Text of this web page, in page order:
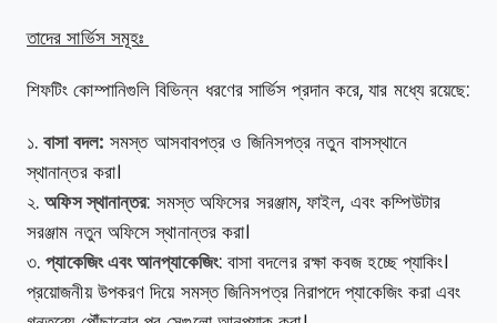
তাদের সার্ভিস সমূহঃ
শিফটিং কোম্পানিগুলি বিভিন্ন ধরণের সার্ভিস প্রদান করে, যার মধ্যে রয়েছে:
১.বাসা বদল: সমস্ত আসবাবপত্র ও জিনিসপত্র নতুন বাসস্থানে
স্থানান্তর করা।
২.অফিস স্থানান্তর: সমস্ত অফিসের সরঞ্জাম, ফাইল, এবং কম্পিউটার
সরঞ্জাম নতুন অফিসে স্থানান্তর করা।
৩.প্যাকেজিং এবং আনপ্যাকেজিং: বাসা বদলের রক্ষা কবজ হচ্ছে প্যাকিং।
প্রয়োজনীয় উপকরণ দিয়ে সমস্ত জিনিসপত্র নিরাপদে প্যাকেজিং করা এবং